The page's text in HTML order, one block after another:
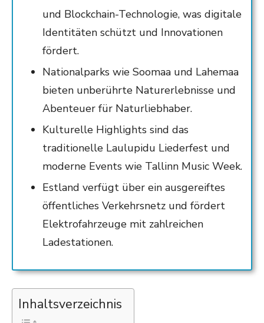
und Blockchain-Technologie, was digitale
Identitäten schützt und Innovationen
fördert.
Nationalparks wie Soomaa und Lahemaa
bieten unberührte Naturerlebnisse und
Abenteuer für Naturliebhaber.
Kulturelle Highlights sind das
traditionelle Laulupidu Liederfest und
moderne Events wie Tallinn Music Week.
Estland verfügt über ein ausgereiftes
öffentliches Verkehrsnetz und fördert
Elektrofahrzeuge mit zahlreichen
Ladestationen.
Inhaltsverzeichnis